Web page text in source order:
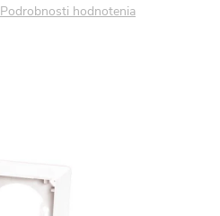
Podrobnosti hodnotenia